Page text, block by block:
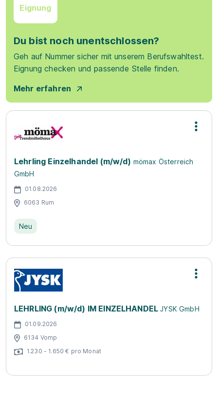
Eignung
Du bist noch unentschlossen?
Geh auf Nummer sicher mit unserem Berufswahltest.
Eignung checken und passende Stelle finden.
Mehr erfahren
Lehrling Einzelhandel (m/w/d) mömax Österreich
GmbH
01.08.2026
6063 Rum
Neu
LEHRLING (m/w/d) IM EINZELHANDELJYSK GmbH
01.09.2026
6134 Vomp
1.230 - 1.650 € pro Monat